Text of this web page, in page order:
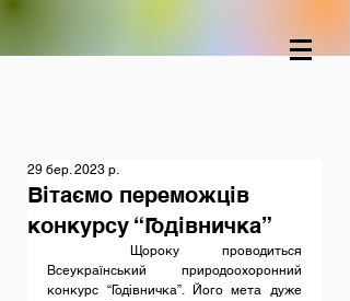
Вітаємо переможців
конкурсу “Годівничка”
29 бер. 2023 р.
Всеукраїнський природоохоронний
конкурс “Годівничка”. Його мета дуже